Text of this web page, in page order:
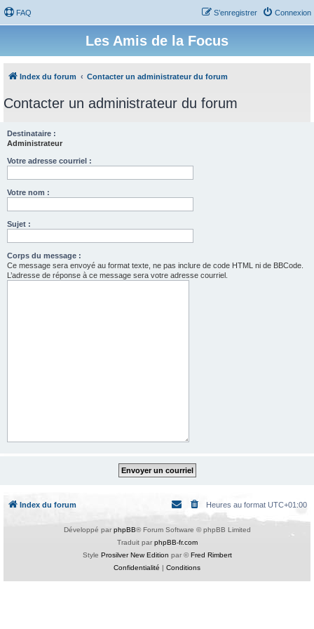
FAQ Connexion
S’enregistrer
Les Amis de la Focus
Index du forum Contacter un administrateur du forum
Contacter un administrateur du forum
Destinataire :
Administrateur
Votre adresse courriel :
Votre nom :
Sujet :
Corps du message :
Ce message sera envoyé au format texte, ne pas inclure de code HTML ni de BBCode.
L’adresse de réponse à ce message sera votre adresse courriel.
Index du forum Heures au format UTC+01:00
Développé par phpBB® Forum Software © phpBB Limited
Traduit par phpBB-fr.com
Style Prosilver New Edition par ©Fred Rimbert
Confidentialité | Conditions